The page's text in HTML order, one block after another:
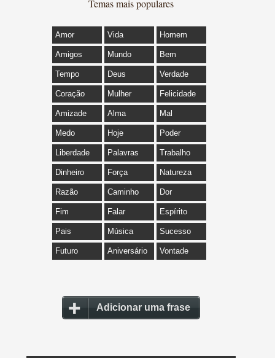
Temas mais populares
Amor Vida Homem
Amigos Mundo Bem
Tempo Deus Verdade
Coração Mulher Felicidade
Amizade Alma Mal
Medo Hoje Poder
Liberdade Palavras Trabalho
Dinheiro Força Natureza
Razão Caminho Dor
Fim Falar Espírito
Pais Música Sucesso
Futuro Aniversário Vontade
Adicionar uma frase